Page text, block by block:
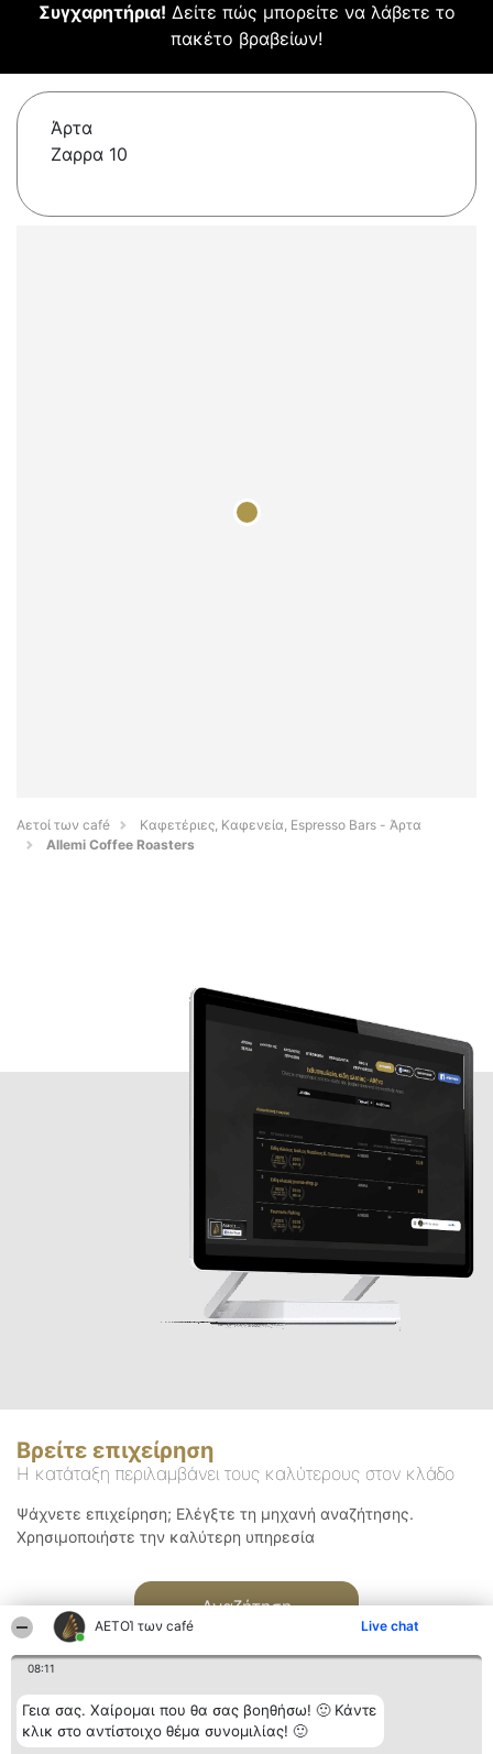
ΑΕΤΟΊ των café Live chat
08:11
Γεια σας. Χαίρομαι που θα σας βοηθήσω! 🙂 Κάντε
κλικ στο αντίστοιχο θέμα συνομιλίας! 🙂
Συγχαρητήρια! Δείτε πώς μπορείτε να λάβετε το
πακέτο βραβείων!
Άρτα
Zαρρα 10
Αετοί των café
Καφετέριες, Καφενεία, Espresso Bars - Άρτα
Allemi Coffee Roasters
Βρείτε επιχείρηση
Η κατάταξη περιλαμβάνει τους καλύτερους στον κλάδο
Ψάχνετε επιχείρηση; Ελέγξτε τη μηχανή αναζήτησης.
Χρησιμοποιήστε την καλύτερη υπηρεσία
Αναζήτηση